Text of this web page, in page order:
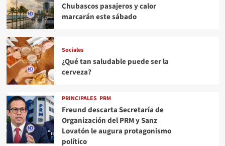
Chubascos pasajeros y calor
marcarán este sábado
Sociales
¿Qué tan saludable puede ser la
cerveza?
PRINCIPALES PRM
Freund descarta Secretaría de
Organización del PRM y Sanz
Lovatón le augura protagonismo
político